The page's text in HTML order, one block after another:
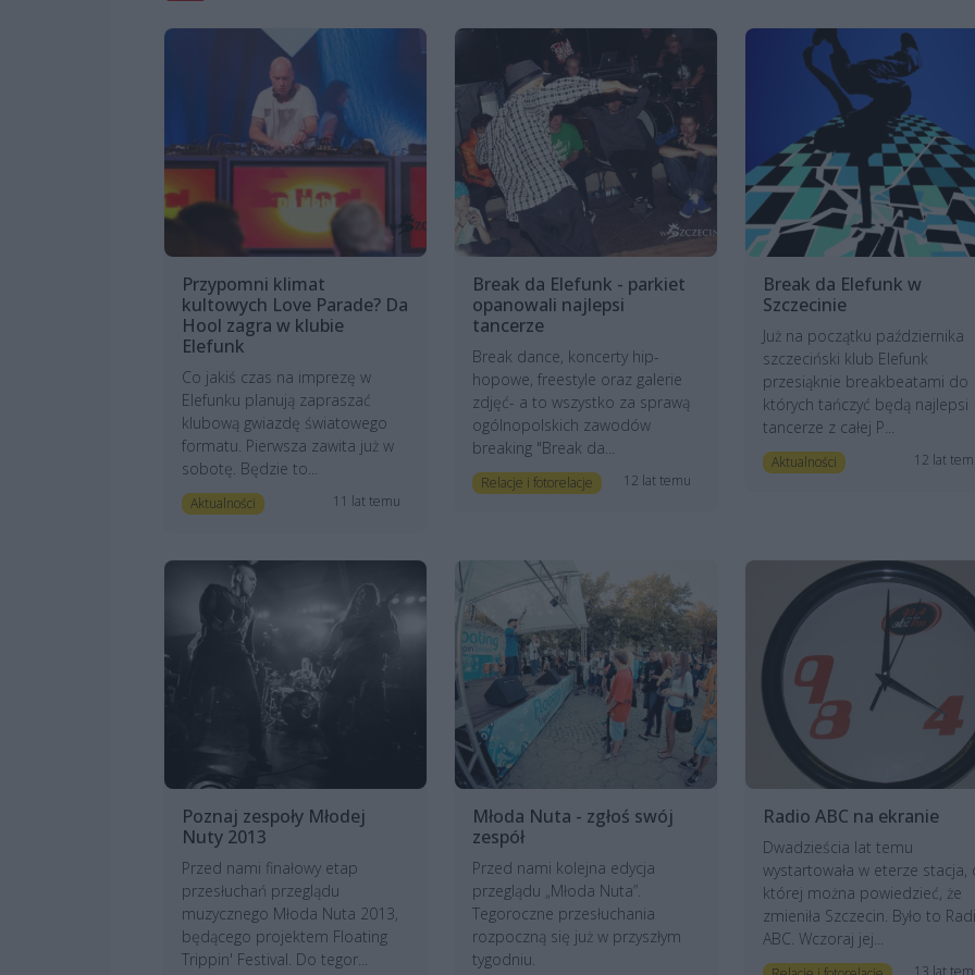
Przypomni klimat
kultowych Love Parade? Da
Hool zagra w klubie
Elefunk
Co jakiś czas na imprezę w
Elefunku planują zapraszać
klubową gwiazdę światowego
formatu. Pierwsza zawita już w
sobotę. Będzie to...
Aktualności 11 lat temu
Break da Elefunk - parkiet
opanowali najlepsi
tancerze
Break dance, koncerty hip-
hopowe, freestyle oraz galerie
zdjęć- a to wszystko za sprawą
ogólnopolskich zawodów
breaking "Break da...
Relacje i fotorelacje 12 lat temu
Break da Elefunk w
Szczecinie
Już na początku października
szczeciński klub Elefunk
przesiąknie breakbeatami do
których tańczyć będą najlepsi
tancerze z całej P...
Aktualności 12 lat
Poznaj zespoły Młodej
Nuty 2013
Przed nami finałowy etap
przesłuchań przeglądu
muzycznego Młoda Nuta 2013,
będącego projektem Floating
Trippin' Festival. Do tegor...
Młoda Nuta - zgłoś swój
zespół
Przed nami kolejna edycja
przeglądu „Młoda Nuta”.
Tegoroczne przesłuchania
rozpoczną się już w przyszłym
tygodniu.
Radio ABC na ekranie
Dwadzieścia lat temu
wystartowała w eterze stacja,
której można powiedzieć, że
zmieniła Szczecin. Było to
ABC. Wczoraj jej...